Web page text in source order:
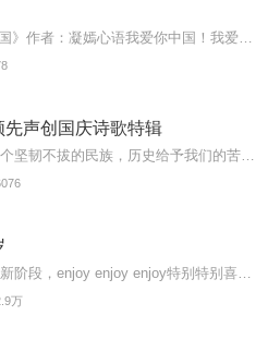
先声创国庆诗歌特辑
万